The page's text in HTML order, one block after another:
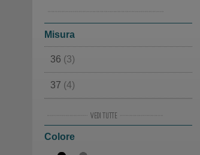
Misura
36 (3)
37 (4)
39(3)
Colore